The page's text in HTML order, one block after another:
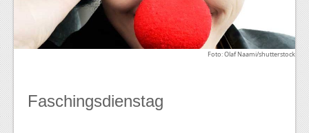
Foto: Olaf Naami/shutterstock
Faschingsdienstag